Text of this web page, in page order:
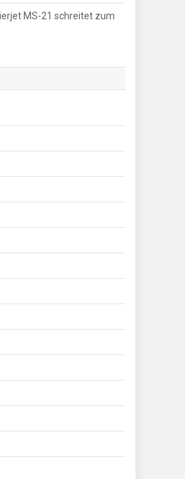
MS-21 schreitet zum